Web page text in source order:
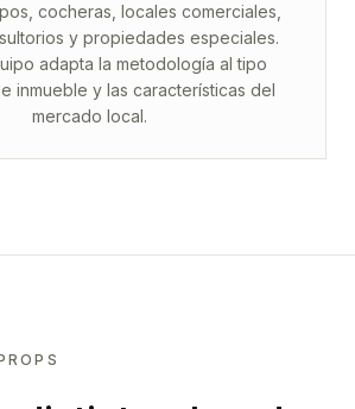
cocheras, locales comerciales,
y propiedades especiales.
adapta la metodología al tipo
inmueble y las características del
mercado local.